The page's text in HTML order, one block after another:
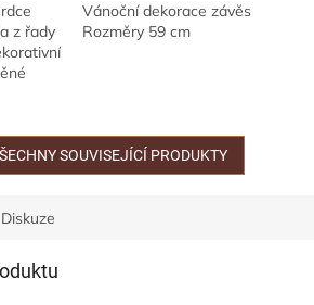
z řady
Vánoční dekorace závěs
Rozměry 59 cm
SOUVISEJÍCÍ PRODUKTY
Diskuze